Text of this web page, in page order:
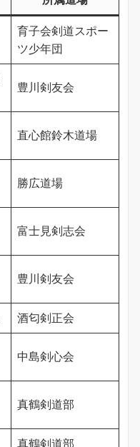
育子会剣道スポー
ツ少年団
豊川剣友会
直心館鈴木道場
勝広道場
富士見剣志会
豊川剣友会
酒匂剣正会
中島剣心会
真鶴剣道部
真鶴剣道部